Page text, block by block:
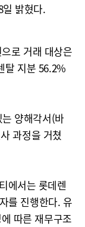
밝혔다.
로 거래 대상은
탈 지분 56.2%
양해각서(바
과정을 거쳤
에서는 롯데렌
를 진행한다. 유
따른 재무구조